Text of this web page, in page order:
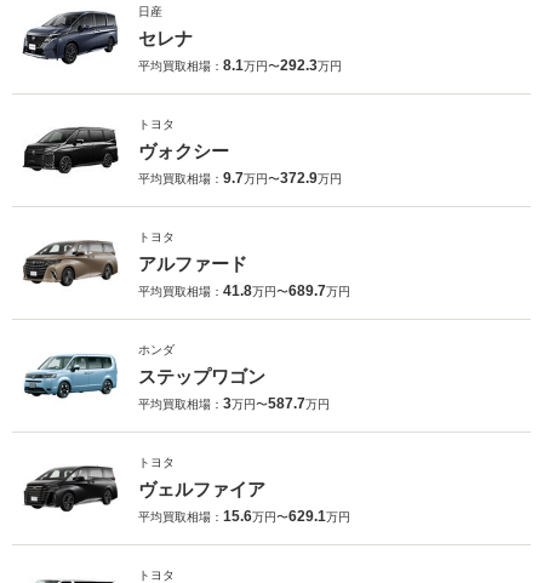
日産
セレナ
平均買取相場： 8.1万円〜292.3万円
トヨタ
ヴォクシー
平均買取相場： 9.7万円〜372.9万円
トヨタ
アルファード
平均買取相場： 41.8万円〜689.7万円
ホンダ
ステップワゴン
平均買取相場： 3万円〜587.7万円
トヨタ
ヴェルファイア
平均買取相場： 15.6万円〜629.1万円
トヨタ